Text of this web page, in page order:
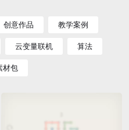
创意作品 教学案例
云变量联机 算法
材包